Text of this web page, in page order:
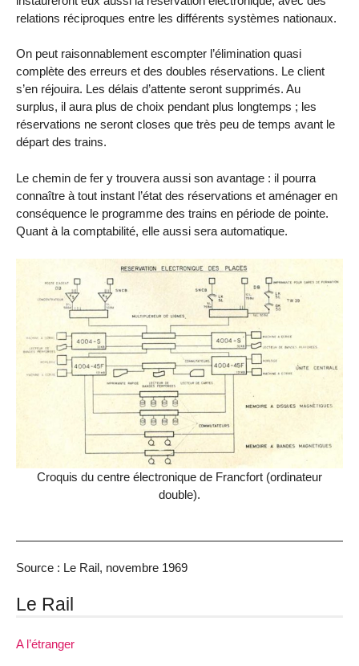
relations réciproques entre les différents systèmes nationaux.
On peut raisonnablement escompter l’élimination quasi
complète des erreurs et des doubles réservations. Le client
s’en réjouira. Les délais d’attente seront supprimés. Au
surplus, il aura plus de choix pendant plus longtemps ; les
réservations ne seront closes que très peu de temps avant le
départ des trains.
Le chemin de fer y trouvera aussi son avantage : il pourra
connaître à tout instant l’état des réservations et aménager en
conséquence le programme des trains en période de pointe.
Quant à la comptabilité, elle aussi sera automatique.
Croquis du centre électronique de Francfort (ordinateur
double).
Source : Le Rail, novembre 1969
Le Rail
A l’étranger